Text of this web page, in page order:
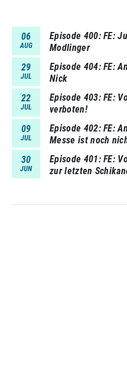
06
AUG
Episode 400 FE:
Modlinger
29
JUL
Episode 404 FE:
Nick
22
JUL
Episode 403 FE:
verboten!
09
JUL
Episode 402 FE:
Messe ist noch
30
JUN
Episode 401 FE:
zur letzten